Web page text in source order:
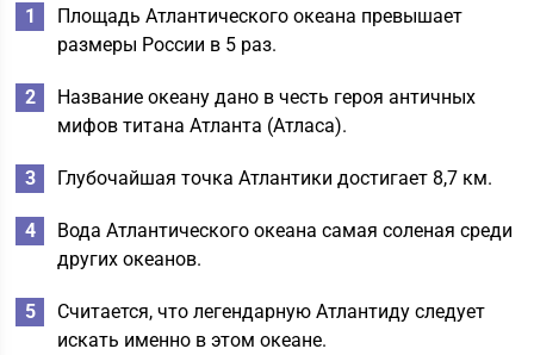
Площадь Атлантического океана превышает
размеры России в 5 раз.
Название океану дано в честь героя античных
мифов титана Атланта (Атласа).
Глубочайшая точка Атлантики достигает 8,7 км.
Вода Атлантического океана самая соленая среди
других океанов.
Считается, что легендарную Атлантиду следует
искать именно в этом океане.